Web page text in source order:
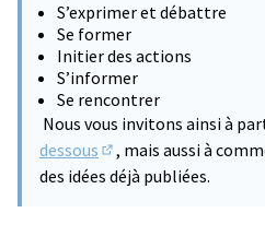
S’exprimer et débattre
Se former
Initier des actions
S’informer
Se rencontrer
Nous vous invitons ainsi à
dessous
(S'ouvre dans un
, mais aussi à
des idées déjà publiées.